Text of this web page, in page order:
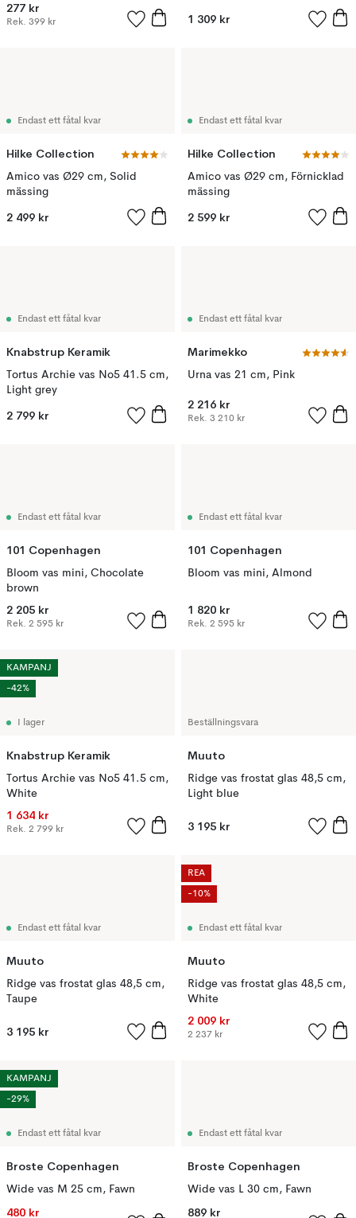
277 kr
Rek. 399 kr 1 309 kr
Endast ett fåtal kvar
Hilke Collection
Amico vas Ø29 cm, Solid
mässing
2 499 kr
Endast ett fåtal kvar
Hilke Collection
Amico vas Ø29 cm, Förnicklad
mässing
2 599 kr
Endast ett fåtal kvar
Knabstrup Keramik
Tortus Archie vas No5 41.5 cm,
Light grey
2 799 kr
Endast ett fåtal kvar
Marimekko
Urna vas 21 cm, Pink
2 216 kr
Rek. 3 210 kr
Endast ett fåtal kvar
101 Copenhagen
Bloom vas mini, Chocolate
brown
2 205 kr
Rek. 2 595 kr
Endast ett fåtal kvar
101 Copenhagen
Bloom vas mini, Almond
1 820 kr
Rek. 2 595 kr
I lager
Knabstrup Keramik
Tortus Archie vas No5 41.5 cm,
White
1 634 kr
Rek. 2 799 kr
KAMPANJ
-42%
Beställningsvara
Muuto
Ridge vas frostat glas 48,5 cm,
Light blue
3 195 kr
Endast ett fåtal kvar
Muuto
Ridge vas frostat glas 48,5 cm,
Taupe
3 195 kr
Endast ett fåtal kvar
Muuto
Ridge vas frostat glas 48,5 cm,
White
2 009 kr
2 237 kr
REA
-10%
Endast ett fåtal kvar
Broste Copenhagen
Wide vas M 25 cm, Fawn
480 kr
KAMPANJ
-29%
Endast ett fåtal kvar
Broste Copenhagen
Wide vas L 30 cm, Fawn
889 kr